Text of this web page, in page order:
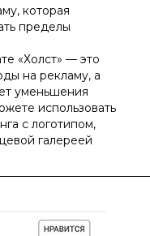
которая
пределы
«Холст» — это
на рекламу, а
уменьшения
использовать
с логотипом,
галереей